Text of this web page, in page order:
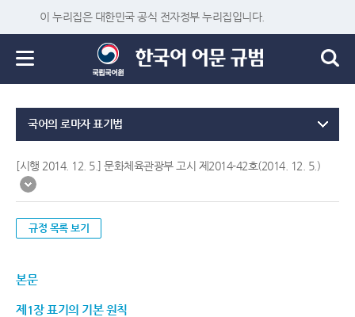
이 누리집은 대한민국 공식 전자정부 누리집입니다.
국어의 로마자 표기법
[시행 2014. 12. 5.] 문화체육관광부 고시 제2014-42호(2014. 12. 5.)
규정 목록 보기
본문
제1장 표기의 기본 원칙